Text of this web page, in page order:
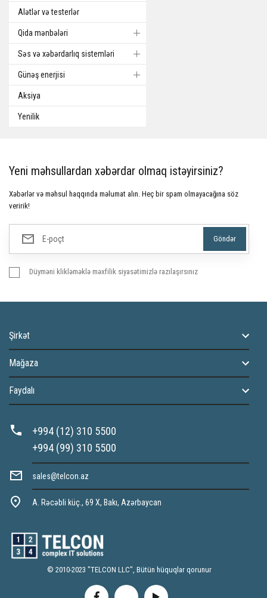
Alətlər və testerlər
Qida mənbələri
Səs və xəbərdarlıq sistemləri
Günəş enerjisi
Aksiya
Yenilik
Yeni məhsullardan xəbərdar olmaq istəyirsiniz?
Xəbərlər və məhsul haqqında məlumat alın. Heç bir spam olmayacağına söz
veririk!
Düyməni klikləməklə məxfilik siyasətimizlə razılaşırsınız
Şirkət
Mağaza
Faydalı
+994 (12) 310 5500
+994 (99) 310 5500
sales@telcon.az
A. Rəcəbli küç., 69 X, Bakı, Azərbaycan
© 2010-2023 "TELCON LLC", Bütün hüquqlar qorunur